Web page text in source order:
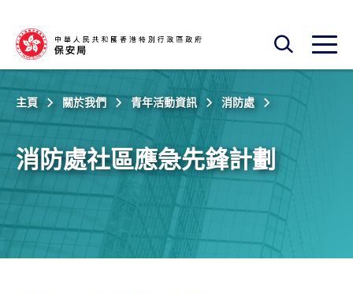
開啟搜尋框
開啟
主頁 關於我們 青年活動資訊 消防處
消防處社區應急先鋒計劃